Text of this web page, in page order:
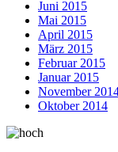
Juni 2015
Mai 2015
April 2015
März 2015
Februar 2015
Januar 2015
November
Oktober 2014